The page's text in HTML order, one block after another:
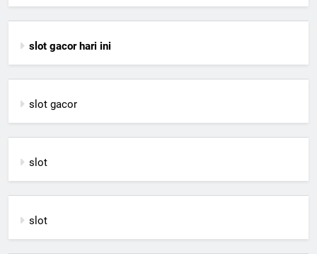
slot gacor hari ini
slot gacor
slot
slot